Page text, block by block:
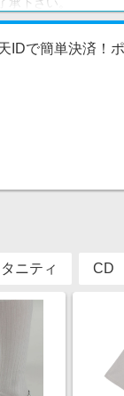
IDで簡単決済！
ニティ CD